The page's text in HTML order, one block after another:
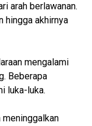
arah berlawanan.
hingga akhirnya
mengalami
Beberapa
luka-luka.